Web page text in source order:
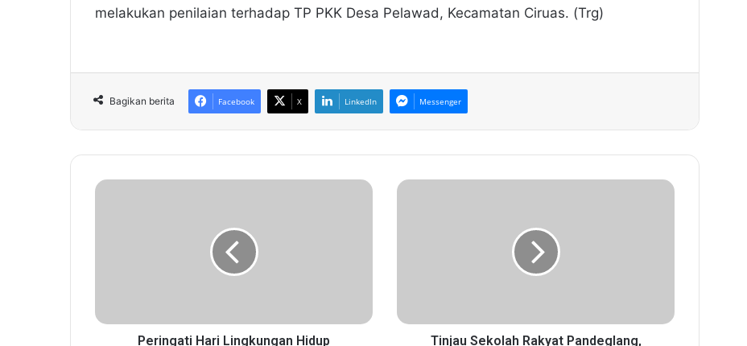
melakukan penilaian terhadap TP PKK Desa Pelawad, Kecamatan Ciruas. (Trg)
Bagikan berita Facebook X LinkedIn Messenger
P
i
Peringati Hari Lingkungan Hidup
T
k
Tinjau Sekolah Rakyat Pandeglang,